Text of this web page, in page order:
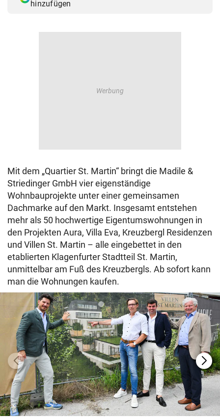
hinzufügen
Mit dem „Quartier St. Martin“ bringt die Madile &
Striedinger GmbH vier eigenständige
Wohnbauprojekte unter einer gemeinsamen
Dachmarke auf den Markt. Insgesamt entstehen
mehr als 50 hochwertige Eigentumswohnungen in
den Projekten Aura, Villa Eva, Kreuzbergl Residenzen
und Villen St. Martin – alle eingebettet in den
etablierten Klagenfurter Stadtteil St. Martin,
unmittelbar am Fuß des Kreuzbergls. Ab sofort kann
man die Wohnungen kaufen.